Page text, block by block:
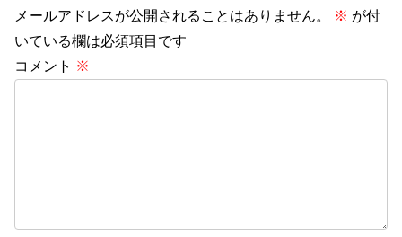
メールアドレスが公開されることはありません。 ※ が付
いている欄は必須項目です
コメント ※